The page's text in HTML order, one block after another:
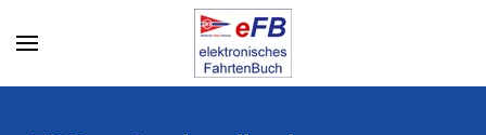
Zum Hauptinhalt springen